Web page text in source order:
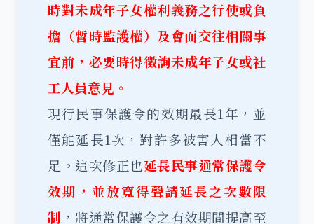
時對未成年子女權利義務之行使或負
擔（暫時監護權）及會面交往相關事
宜前，必要時得徵詢未成年子女或社
工人員意見。
現行民事保護令的效期最長1年，並
僅能延長1次，對許多被害人相當不
足。這次修正也延長民事通常保護令
效期，並放寬得聲請延長之次數限
制 ，將通常保護令之有效期間提高至